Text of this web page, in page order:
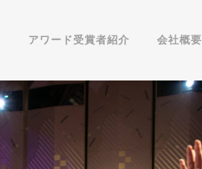
アワード受賞者紹介 会社概要